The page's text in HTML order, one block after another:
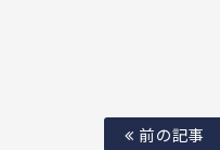
前の記事